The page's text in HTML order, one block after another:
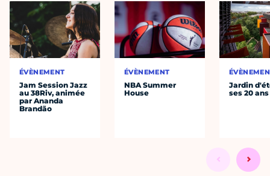
ÉVÈNEMENT
Jam Session Jazz
au 38Riv, animée
par Ananda
Brandão
ÉVÈNEMENT
NBA Summer
House
Jardin
ses 20 ans